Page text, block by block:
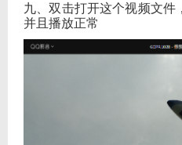
九、双击打开这个视频文件
并且播放正常